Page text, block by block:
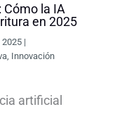
la IA
en 2025
2025 |
Innovación
artificial